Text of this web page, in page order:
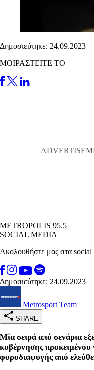
Δημοσιεύτηκε: 24.09.2023
ΜΟΙΡΑΣΤΕΙΤΕ ΤΟ
METROPOLIS 95.5
SOCIAL MEDIA
Ακολουθήστε μας στα social
Δημοσιεύτηκε: 24.09.2023
Metrosport Team
SHARE
Μία σειρά από σενάρια
κυβέρνησης προκειμένου
φοροδιαφυγής από